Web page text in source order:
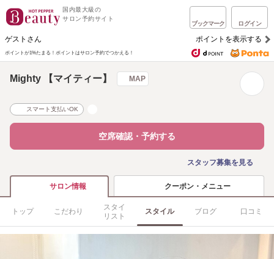
国内最大級の
サロン予約サイト
ブックマーク ログイン
ゲストさん ポイントを表示する
ポイントが1%たまる！ ポイントはサロン予約でつかえる！
Mighty 【マイティー】 MAP
スマート支払いOK
空席確認・予約する
スタッフ募集を見る
サロン情報 クーポン・メニュー
トップ こだわり
スタイ
リスト
スタイル ブログ 口コミ